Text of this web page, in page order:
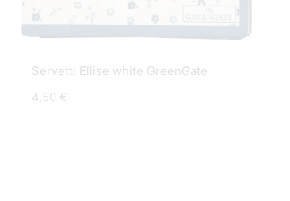
Servetti Ellise white GreenGate
4,50 €